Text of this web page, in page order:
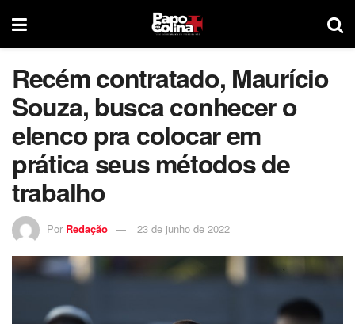
Recém contratado, Maurício
Souza, busca conhecer o
elenco pra colocar em
prática seus métodos de
trabalho
Por Redação 23 de junho de 2022